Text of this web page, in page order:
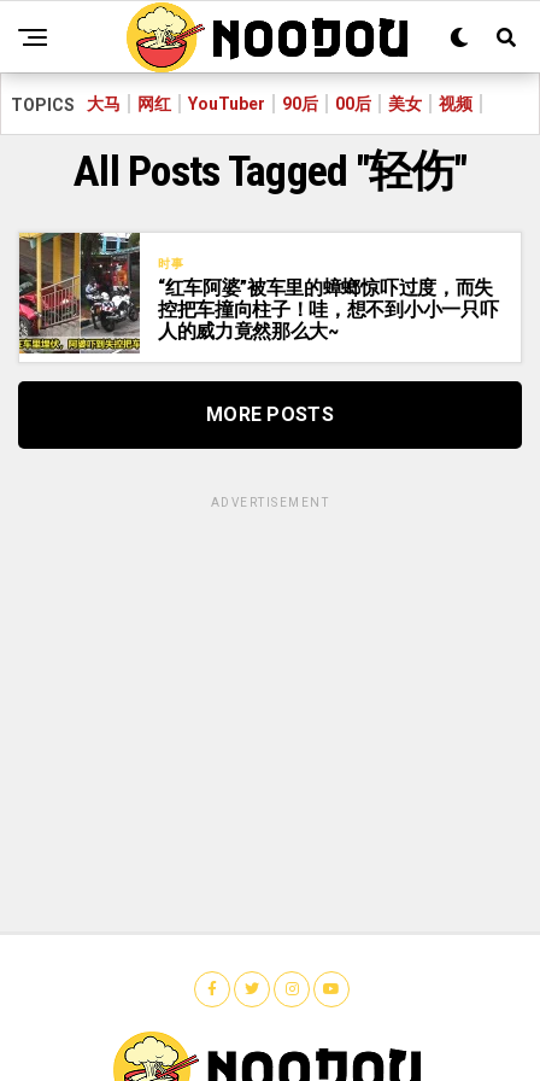
TOPICS 大马 网红 YouTuber 90后 00后 美女 视频
All Posts Tagged "轻伤"
时事
“红车阿婆”被车里的蟑螂惊吓过度，而失
控把车撞向柱子！哇，想不到小小一只吓
人的威力竟然那么大~
MORE POSTS
ADVERTISEMENT